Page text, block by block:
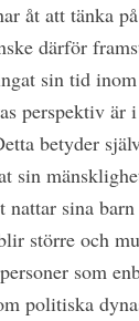
åt att tänka
därför
sin tid
perspektiv är
betyder
sin
nattar sina
större och
som
politiska